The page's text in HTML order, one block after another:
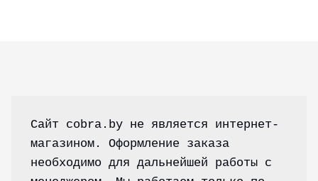
Сайт cobra.by не является интернет-
магазином. Оформление заказа
необходимо для дальнейшей работы с